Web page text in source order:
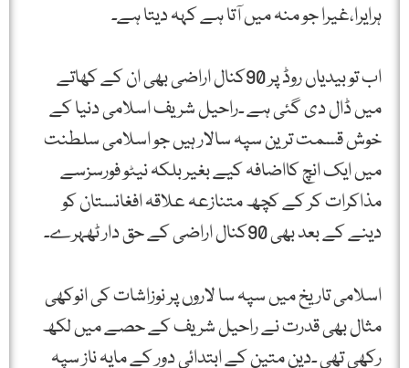
ہرایرا،غیرا جو منہ میں آتا ہے کہہ دیتا ہے۔
اب تو بیدیاں روڈ پر 90کنال اراضی بھی ان کے کھاتے
میں ڈال دی گئی ہے ۔راحیل شریف اسلامی دنیا کے
خوش قسمت ترین سپہ سالار ہیں جو اسلامی سلطنت
میں ایک انچ کااضافہ کیے بغیر بلکہ نیٹو فورسزسے
مذاکرات کر کے کچھ متنازعہ علاقہ افغانستان کو
دینے کے بعد بھی 90کنال اراضی کے حق دار ٹھہرے۔
اسلامی تاریخ میں سپہ سا لاروں پر نوزاشات کی انوکھی
مثال بھی قدرت نے راحیل شریف کے حصے میں لکھ
رکھی تھی ۔دین متین کے ابتدائی دور کے مایہ ناز سپہ